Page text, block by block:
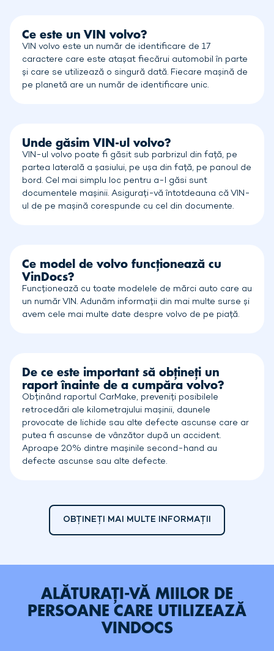
Ce este un VIN volvo?
VIN volvo este un număr de identificare de 17
caractere care este atașat fiecărui automobil în parte
și care se utilizează o singură dată. Fiecare mașină de
pe planetă are un număr de identificare unic.
Unde găsim VIN-ul volvo?
VIN-ul volvo poate fi găsit sub parbrizul din față, pe
partea laterală a șasiului, pe ușa din față, pe panoul de
bord. Cel mai simplu loc pentru a-l găsi sunt
documentele mașinii. Asigurați-vă întotdeauna că VIN-
ul de pe mașină corespunde cu cel din documente.
Ce model de volvo funcționează cu
VinDocs?
Funcționează cu toate modelele de mărci auto care au
un număr VIN. Adunăm informații din mai multe surse și
avem cele mai multe date despre volvo de pe piață.
De ce este important să obțineți un
raport înainte de a cumpăra volvo?
Obținând raportul CarMake, preveniți posibilele
retrocedări ale kilometrajului mașinii, daunele
provocate de lichide sau alte defecte ascunse care ar
putea fi ascunse de vânzător după un accident.
Aproape 20% dintre mașinile second-hand au
defecte ascunse sau alte defecte.
OBȚINEȚI MAI MULTE INFORMAȚII
ALĂTURAȚI-VĂ MIILOR DE
PERSOANE CARE UTILIZEAZĂ
VINDOCS